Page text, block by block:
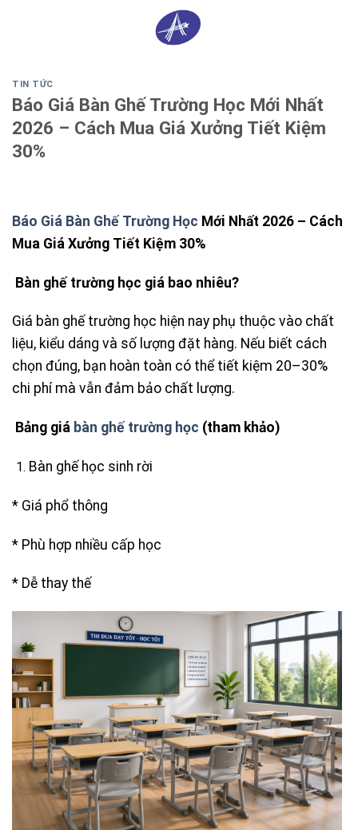
TIN TỨC
Báo Giá Bàn Ghế Trường Học Mới Nhất
2026 – Cách Mua Giá Xưởng Tiết Kiệm
30%
Báo Giá Bàn Ghế Trường Học Mới Nhất 2026 – Cách
Mua Giá Xưởng Tiết Kiệm 30%
Bàn ghế trường học giá bao nhiêu?
Giá bàn ghế trường học hiện nay phụ thuộc vào chất
liệu, kiểu dáng và số lượng đặt hàng. Nếu biết cách
chọn đúng, bạn hoàn toàn có thể tiết kiệm 20–30%
chi phí mà vẫn đảm bảo chất lượng.
Bảng giá bàn ghế trường học (tham khảo)
Bàn ghế học sinh rời
* Giá phổ thông
* Phù hợp nhiều cấp học
* Dễ thay thế